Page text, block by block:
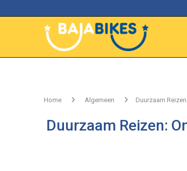
Home Algemeen Duurzaam
Duurzaam Reizen: